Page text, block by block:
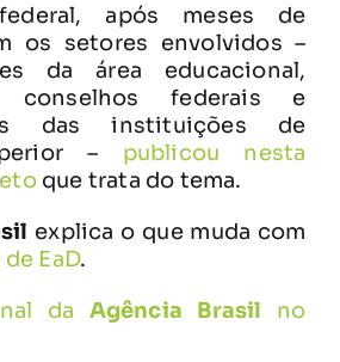
após meses de
os setores envolvidos –
da área educacional,
conselhos federais e
das instituições de
– publicou nesta
que trata do tema.
explica o que muda com
EaD.
da Agência Brasil no